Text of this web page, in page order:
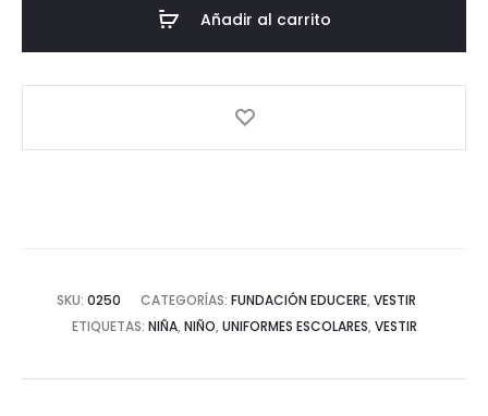
Añadir al carrito
SKU: 0250 CATEGORÍAS: FUNDACIÓN EDUCERE, VESTIR
ETIQUETAS: NIÑA, NIÑO, UNIFORMES ESCOLARES, VESTIR